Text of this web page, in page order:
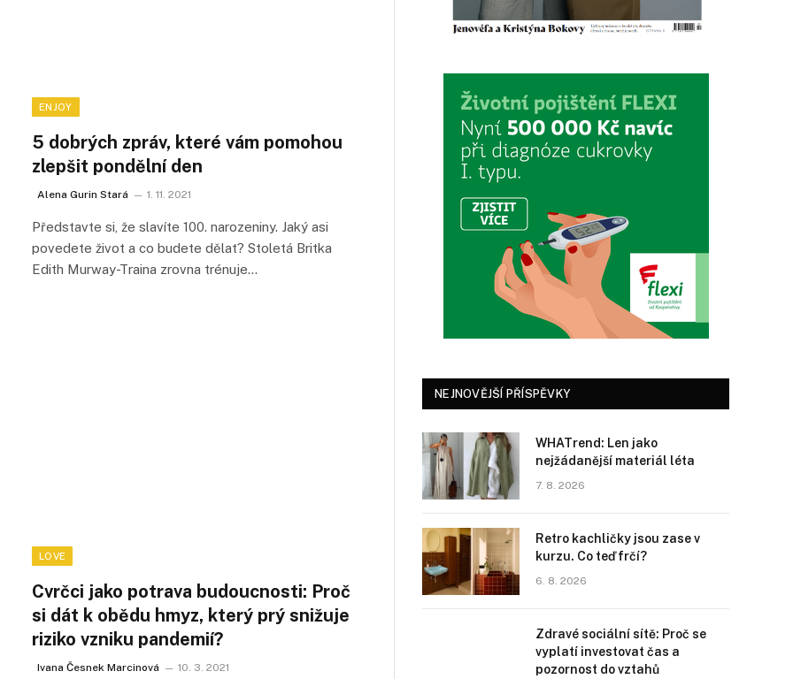
ENJOY
5 dobrých zpráv, které vám pomohou
zlepšit pondělní den
Alena Gurin Stará 1. 11. 2021
Představte si, že slavíte 100. narozeniny. Jaký asi
povedete život a co budete dělat? Stoletá Britka
Edith Murway-Traina zrovna trénuje…
LOVE
Cvrčci jako potrava budoucnosti: Proč
si dát k obědu hmyz, který prý snižuje
riziko vzniku pandemií?
Ivana Česnek Marcinová 10. 3. 2021
NEJNOVĚJŠÍ PŘÍSPĚVKY
WHATrend: Len jako
nejžádanější materiál léta
7. 8. 2026
Retro kachličky jsou zase v
kurzu. Co teď frčí?
6. 8. 2026
Zdravé sociální sítě: Proč se
vyplatí investovat čas a
pozornost do vztahů